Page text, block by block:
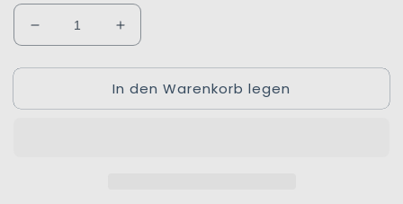
Verringere
die
Menge
Jahrgangssardinen
Erhöhe
die
Menge
für
Jahrgangssardinen
In den Warenkorb legen